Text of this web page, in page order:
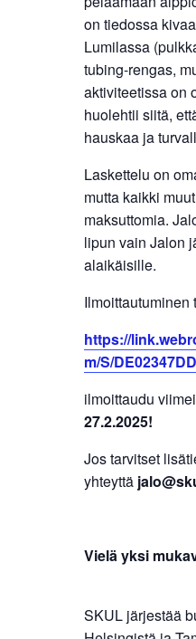
on tiedossa
Lumilassa
tubing-rengas,
aktiviteetissa on
huolehtii siitä,
hauskaa ja
Laskettelu on
mutta kaikki
maksuttomia.
lipun vain Jalon
alaikäisille.
Ilmoittautuminen
https://
m/S/
ilmoittaudu
27.2.2025!
Jos tarvitset
yhteyttä
Vielä yksi
SKUL järjestää